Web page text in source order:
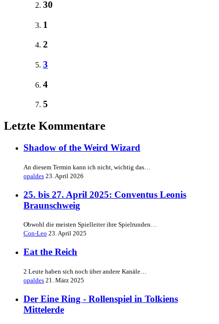
30
1
2
3
4
5
Letzte Kommentare
Shadow of the Weird Wizard
An diesem Termin kann ich nicht, wichtig das…
opaldes 23. April 2026
25. bis 27. April 2025: Conventus Leonis
Braunschweig
Obwohl die meisten Spielleiter ihre Spielrunden…
Con-Leo 23. April 2025
Eat the Reich
2 Leute haben sich noch über andere Kanäle…
opaldes 21. März 2025
Der Eine Ring - Rollenspiel in Tolkiens
Mittelerde